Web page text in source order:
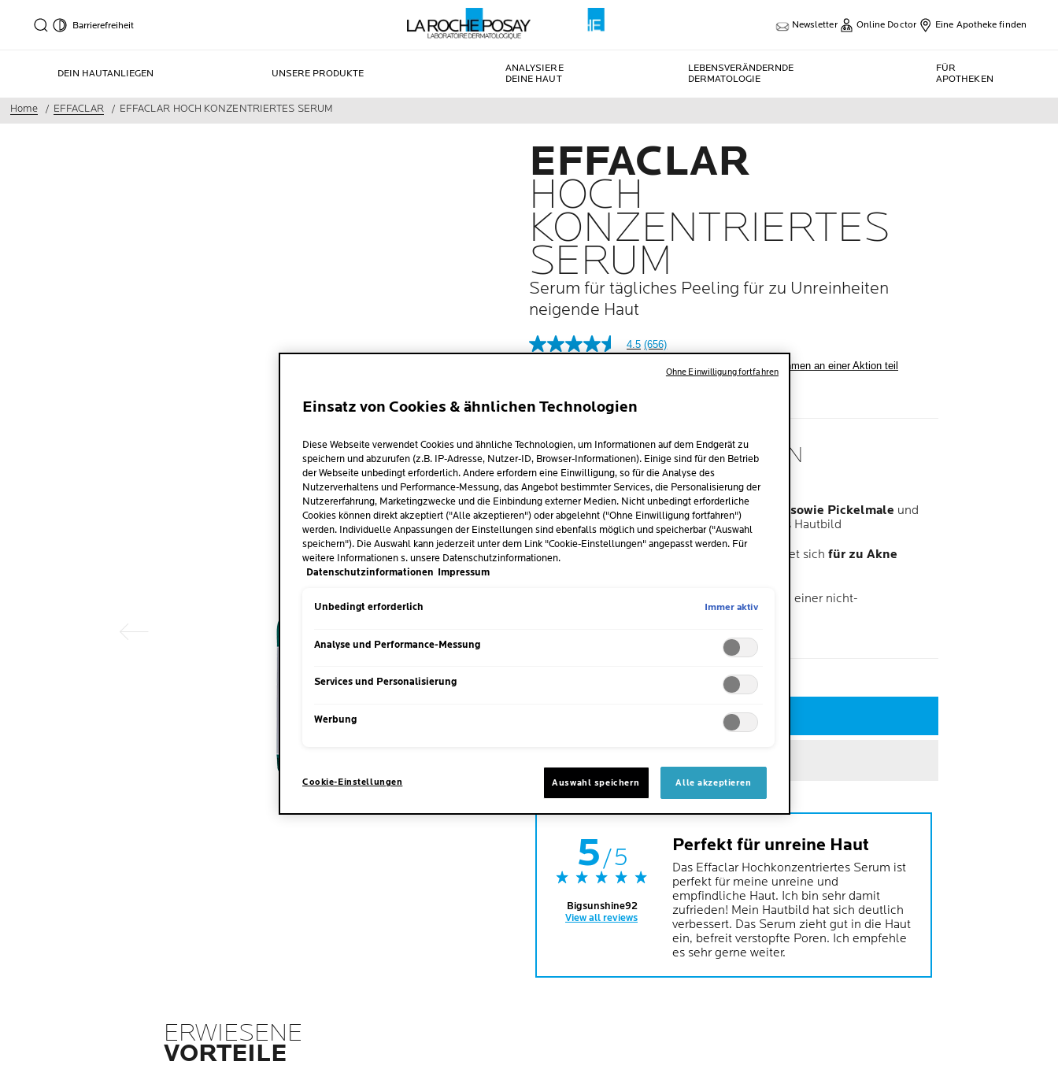
Barrierefreiheit Newsletter Online Doctor Eine Apotheke finden
DEIN HAUTANLIEGEN UNSERE PRODUKTE
ANALYSIERE
DEINE HAUT
LEBENSVERÄNDERNDE
DERMATOLOGIE
FÜR
APOTHEKEN
Home EFFACLAR EFFACLAR HOCH KONZENTRIERTES SERUM
Nächster Eintrag
EFFACLAR
HOCH
KONZENTRIERTES
SERUM
Serum für tägliches Peeling für zu Unreinheiten
neigende Haut
4.5 (656)
184 von 656 Bewertern erhielten ein Testprodukt oder nahmen an einer Aktion teil
VON DERMATOLOGEN
EMPFOHLEN
Mildert hartnäckige Unreinheiten sowie Pickelmale und
hinterlässt ein verfeinertes, geklärtes Hautbild
Verkleinert sichtbare Poren und eignet sich für zu Akne
und einer nicht-
komedogenen Formulierung.
JETZT KAUFEN
5/5
Bigsunshine92
View all reviews
Perfekt für unreine Haut
Das Effaclar Hochkonzentriertes Serum ist
perfekt für meine unreine und
empfindliche Haut. Ich bin sehr damit
zufrieden! Mein Hautbild hat sich deutlich
verbessert. Das Serum zieht gut in die Haut
ein, befreit verstopfte Poren. Ich empfehle
es sehr gerne weiter.
ERWIESENE
VORTEILE
Einsatz von Cookies & ähnlichen Technologien
Diese Webseite verwendet Cookies und ähnliche Technologien, um Informationen auf dem Endgerät zu
speichern und abzurufen (z.B. IP-Adresse, Nutzer-ID, Browser-Informationen). Einige sind für den Betrieb
der Webseite unbedingt erforderlich. Andere erfordern eine Einwilligung, so für die Analyse des
Nutzerverhaltens und Performance-Messung, das Angebot bestimmter Services, die Personalisierung der
Nutzererfahrung, Marketingzwecke und die Einbindung externer Medien. Nicht unbedingt erforderliche
Cookies können direkt akzeptiert ("Alle akzeptieren") oder abgelehnt ("Ohne Einwilligung fortfahren")
werden. Individuelle Anpassungen der Einstellungen sind ebenfalls möglich und speicherbar ("Auswahl
speichern"). Die Auswahl kann jederzeit unter dem Link "Cookie-Einstellungen" angepasst werden. Für
weitere Informationen s. unsere Datenschutzinformationen.
Datenschutzinformationen Impressum
Unbedingt erforderlich Immer aktiv
Analyse und Performance-Messung
Services und Personalisierung
Werbung
Cookie-Einstellungen Auswahl speichern Alle akzeptieren
Ohne Einwilligung fortfahren